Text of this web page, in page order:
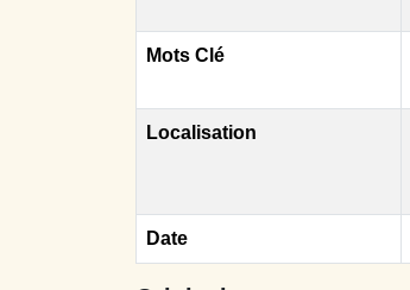
Mots Clé
Localisation
Date